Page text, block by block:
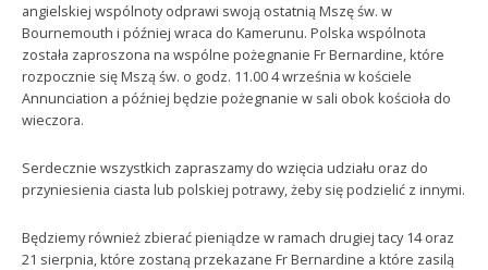
angielskiej wspólnoty odprawi swoją ostatnią Mszę św. w
Bournemouth i później wraca do Kamerunu. Polska wspólnota
została zaproszona na wspólne pożegnanie Fr Bernardine, które
rozpocznie się Mszą św. o godz. 11.00 4 września w kościele
Annunciation a później będzie pożegnanie w sali obok kościoła do
wieczora.
Serdecznie wszystkich zapraszamy do wzięcia udziału oraz do
przyniesienia ciasta lub polskiej potrawy, żeby się podzielić z innymi.
Będziemy również zbierać pieniądze w ramach drugiej tacy 14 oraz
21 sierpnia, które zostaną przekazane Fr Bernardine a które zasilą